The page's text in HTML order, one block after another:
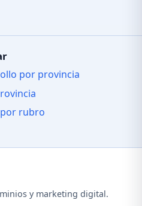
por provincia
rubro
y marketing digital.